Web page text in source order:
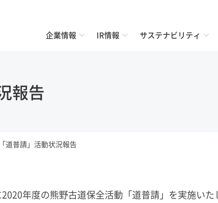
企業情報 IR情報 サステナビリティ
報告
「道普請」活動状況報告
年度の熊野古道保全活動「道普請」を実施い